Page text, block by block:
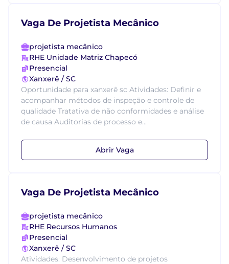
Vaga De Projetista Mecânico
projetista mecânico
RHE Unidade Matriz Chapecó
Presencial
Xanxerê / SC
Oportunidade para xanxerê sc Atividades: Definir e
acompanhar métodos de inspeção e controle de
qualidade Tratativa de não conformidades e análise
de causa Auditorias de processo e...
Abrir Vaga
Vaga De Projetista Mecânico
projetista mecânico
RHE Recursos Humanos
Presencial
Xanxerê / SC
Atividades: Desenvolvimento de projetos